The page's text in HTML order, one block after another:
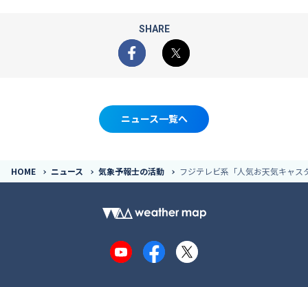
SHARE
Facebook
X
ニュース一覧へ
HOME ニュース 気象予報士の活動 フジテレビ系「人気お天気キャ
YouTubeFacebook
X